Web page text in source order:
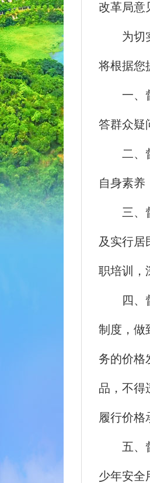
改革局意
为切实
将根据您
一、督
答群众疑
二、督
自身素养
三、督
及实行居
职培训，
四、督
制度，做
务的价格
品，不得
履行价格
五、督
少年安全